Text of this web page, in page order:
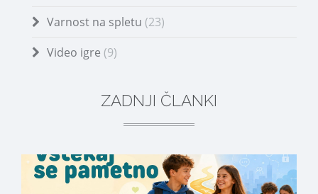
Varnost na spletu (23)
Video igre (9)
ZADNJI ČLANKI